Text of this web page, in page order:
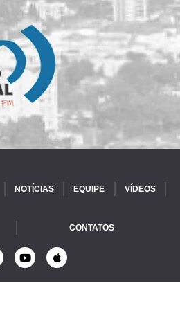
NOTÍCIAS EQUIPE VÍDEOS
CONTATOS